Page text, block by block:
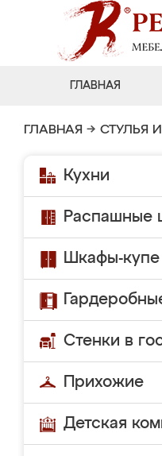
ГЛАВНАЯ
ГЛАВНАЯ → СТУЛЬЯ
Кухни
Распашные
Шкафы-купе
Стенки в
Прихожие
Детская